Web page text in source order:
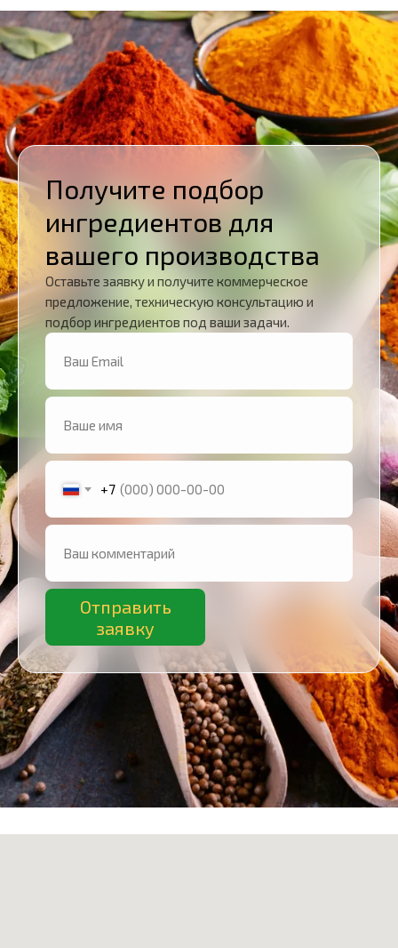
Получите подбор
ингредиентов для
вашего производства
Оставьте заявку и получите коммерческое
предложение, техническую консультацию и
подбор ингредиентов под ваши задачи.
+7
Отправить
заявку